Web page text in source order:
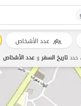
عدد الأشخاص
حددتاريخ السفروعدد الأشخاص